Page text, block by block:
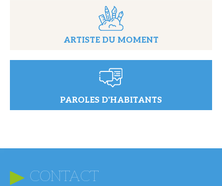
ARTISTE DU MOMENT
PAROLES D'HABITANTS
CONTACT